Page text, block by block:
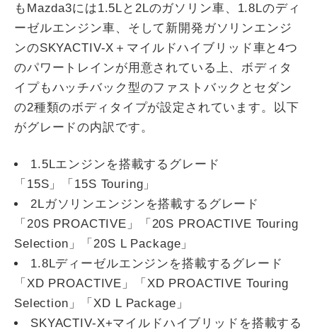
もMazda3には1.5Lと2Lのガソリン車、1.8Lのディ
ーゼルエンジン車、そして新開発ガソリンエンジ
ンのSKYACTIV-X＋マイルドハイブリッド車と4つ
のパワートレインが用意されている上、ボディタ
イプもハッチバック型のファストバックとセダン
の2種類のボディタイプが設定されています。以下
がグレードの内訳です。
1.5Lエンジンを搭載するグレード
「15S」「15S Touring」
2Lガソリンエンジンを搭載するグレード
「20S PROACTIVE」「20S PROACTIVE Touring
Selection」「20S L Package」
1.8Lディーゼルエンジンを搭載するグレード
「XD PROACTIVE」「XD PROACTIVE Touring
Selection」「XD L Package」
SKYACTIV-X+マイルドハイブリッドを搭載する